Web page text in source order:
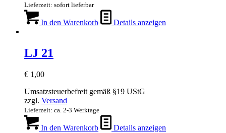
Lieferzeit: sofort lieferbar
In den Warenkorb Details anzeigen
LJ 21
€ 1,00
Umsatzsteuerbefreit gemäß §19 UStG
zzgl. Versand
Lieferzeit: ca. 2-3 Werktage
In den Warenkorb
Details anzeigen